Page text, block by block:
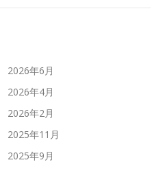
2026年6月
2026年4月
2026年2月
2025年11月
2025年9月